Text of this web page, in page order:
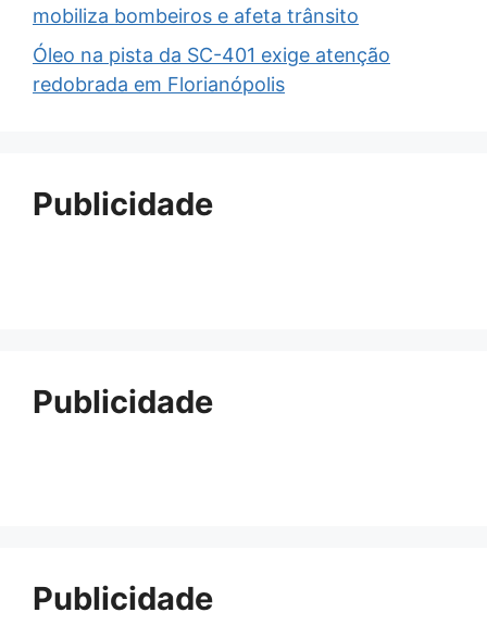
mobiliza bombeiros e afeta trânsito
Óleo na pista da SC-401 exige atenção
redobrada em Florianópolis
Publicidade
Publicidade
Publicidade